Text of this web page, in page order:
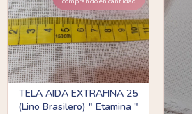
TELA AIDA EXTRAFINA 25
(Lino Brasilero) " Etamina "